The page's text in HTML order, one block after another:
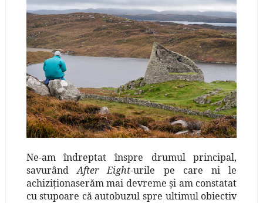
Ne-am îndreptat înspre drumul principal,
savurândAfter Eight-urile pe care ni le
achiziţionaserăm mai devreme şi am constatat
cu stupoare că autobuzul spre ultimul obiectiv